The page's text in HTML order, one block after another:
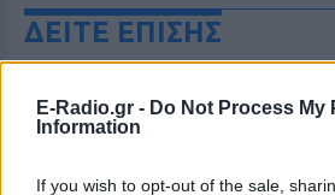
E-Radio.gr - Do Not Process My
Information
If you wish to opt-out of the sale,
ΔΕΙΤΕ ΕΠΙΣΗΣ
ΣΤΗΝ ΙΔΙΑ
στο BTS